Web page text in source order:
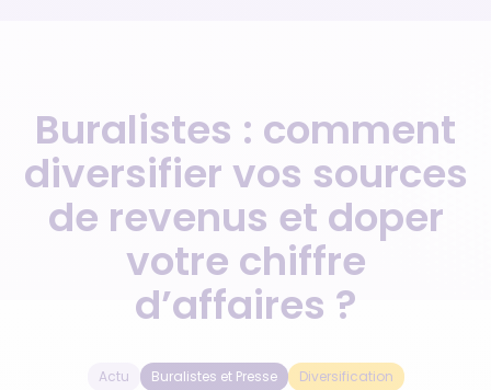
Buralistes : comment
diversifier vos sources
de revenus et doper
votre chiffre
d’affaires ?
Actu Buralistes et Presse Diversification